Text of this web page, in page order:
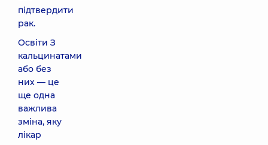
підтвердити
рак.
Освіти З
кальцинатами
або без
них — це
ще одна
важлива
зміна, яку
лікар